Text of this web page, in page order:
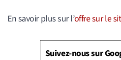
En savoir plus sur l’offre sur le
Suivez-nous sur